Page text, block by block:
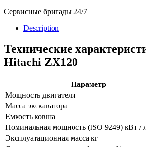
Сервисные бригады 24/7
Description
Технические
Hitachi ZX120
Параметр
Мощность двигателя
Масса экскаватора
Емкость ковша
Номинальная мощность (ISO 9249) кВт /
Эксплуатационная масса кг